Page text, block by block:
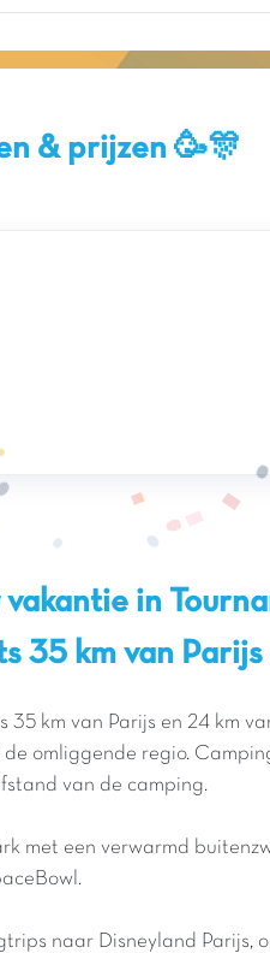
& prijzen 🥳🎊
in
35 km van
35 km van Parijs en 24
omliggende regio.
van de camping.
met een verwarmd
naar Disneyland Parijs,